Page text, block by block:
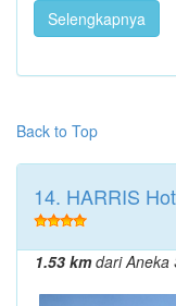
Selengkapnya
Back to Top
14. HARRIS
1.53 kmdari Aneka